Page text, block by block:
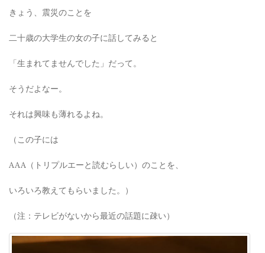
きょう、震災のことを
二十歳の大学生の女の子に話してみると
「生まれてませんでした」だって。
そうだよなー。
それは興味も薄れるよね。
（この子には
AAA（トリプルエーと読むらしい）のことを、
いろいろ教えてもらいました。）
（注：テレビがないから最近の話題に疎い）